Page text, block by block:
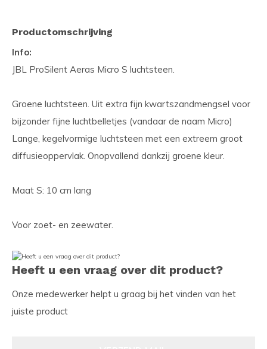
Productomschrijving
Info:
JBL ProSilent Aeras Micro S luchtsteen.
Groene luchtsteen. Uit extra fijn kwartszandmengsel voor
bijzonder fijne luchtbelletjes (vandaar de naam Micro)
Lange, kegelvormige luchtsteen met een extreem groot
diffusieoppervlak. Onopvallend dankzij groene kleur.
Maat S: 10 cm lang
Voor zoet- en zeewater.
Heeft u een vraag over dit product?
Onze medewerker helpt u graag bij het vinden van het
juiste product